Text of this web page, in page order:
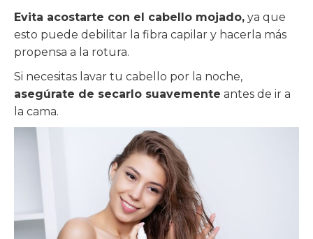
Evita acostarte con el cabello mojado, ya que
esto puede debilitar la fibra capilar y hacerla más
propensa a la rotura.
Si necesitas lavar tu cabello por la noche,
asegúrate de secarlo suavemente antes de ir a
la cama.